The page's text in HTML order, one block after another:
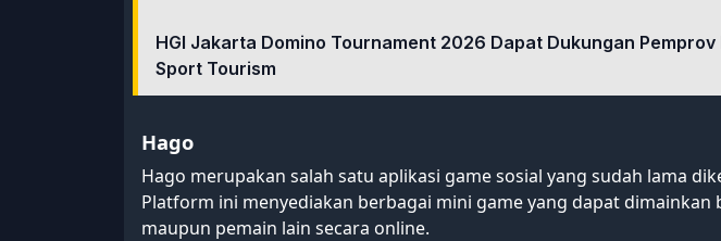
HGI Jakarta Domino Tournament 2026 Dapat Dukungan Pemprov
Sport Tourism
Hago
Hago merupakan salah satu aplikasi game sosial yang sudah lama
Platform ini menyediakan berbagai mini game yang dapat dimainkan
maupun pemain lain secara online.